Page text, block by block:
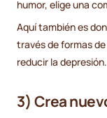
humor, elige una
Aquí también es
través de formas
reducir la depresión.
3) Crea